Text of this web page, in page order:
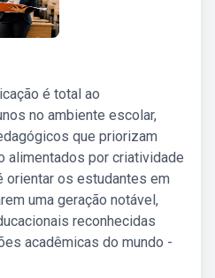
é total ao
no ambiente escolar,
que priorizam
alimentados por criatividade
orientar os estudantes em
uma geração notável,
reconhecidas
acadêmicas do mundo -